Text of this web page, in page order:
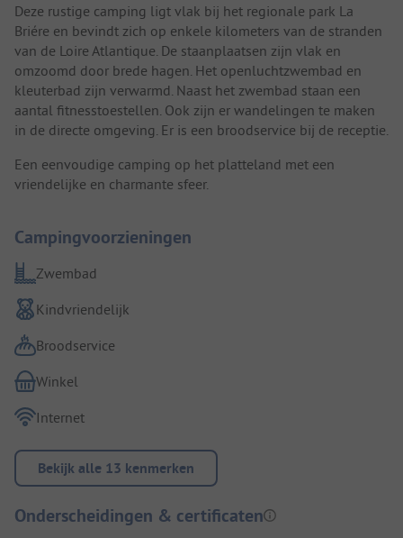
Deze rustige camping ligt vlak bij het regionale park La
Briére en bevindt zich op enkele kilometers van de stranden
van de Loire Atlantique. De staanplaatsen zijn vlak en
omzoomd door brede hagen. Het openluchtzwembad en
kleuterbad zijn verwarmd. Naast het zwembad staan een
aantal fitnesstoestellen. Ook zijn er wandelingen te maken
in de directe omgeving. Er is een broodservice bij de receptie.
Een eenvoudige camping op het platteland met een
vriendelijke en charmante sfeer.
Campingvoorzieningen
Zwembad
Kindvriendelijk
Broodservice
Winkel
Internet
Bekijk alle 13 kenmerken
Onderscheidingen & certificaten